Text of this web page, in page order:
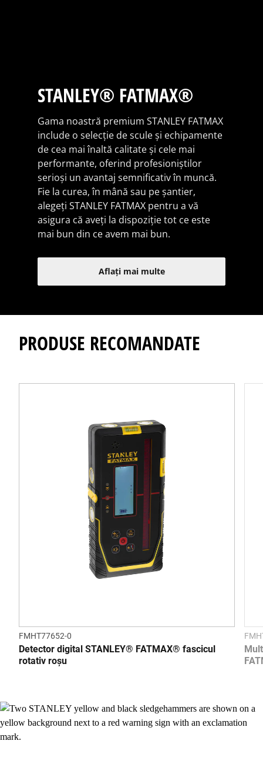
STANLEY® FATMAX®
Gama noastră premium STANLEY FATMAX
include o selecție de scule și echipamente
de cea mai înaltă calitate și cele mai
performante, oferind profesioniștilor
serioși un avantaj semnificativ în muncă.
Fie la curea, în mână sau pe șantier,
alegeți STANLEY FATMAX pentru a vă
asigura că aveți la dispoziție tot ce este
mai bun din ce avem mai bun.
Aflați mai multe
PRODUSE RECOMANDATE
FMHT77652-0
Detector digital STANLEY® FATMAX® fascicul
rotativ roșu